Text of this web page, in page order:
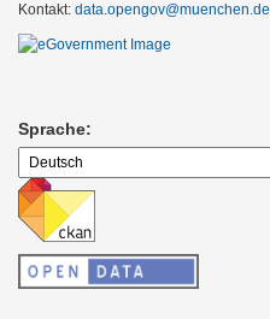
Kontakt: data.opengov@muenchen.de
Sprache